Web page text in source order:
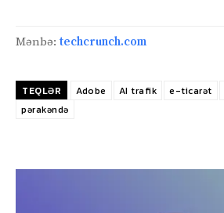
Mənbə: techcrunch.com
TEQLƏR Adobe AI trafik e-ticarət
pərakəndə